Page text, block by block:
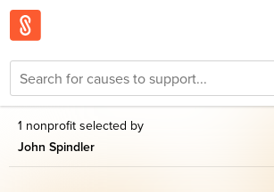
1 nonprofit selected by
John Spindler